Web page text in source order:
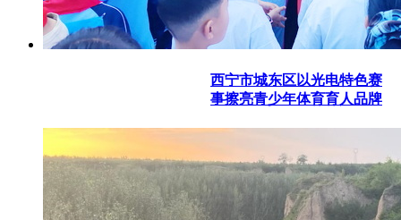
西宁市城东区以光电特色赛
事擦亮青少年体育育人品牌